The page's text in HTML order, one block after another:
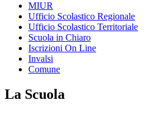
MIUR
Ufficio Scolastico Regionale
Ufficio Scolastico Territoriale
Scuola in Chiaro
Iscrizioni On Line
Invalsi
Comune
La Scuola